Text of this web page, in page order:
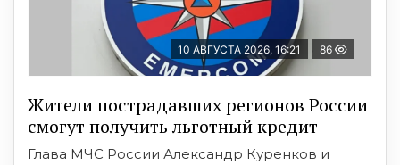
10 АВГУСТА 2026, 16:21 86
Жители пострадавших регионов России
смогут получить льготный кредит
Глава МЧС России Александр Куренков и